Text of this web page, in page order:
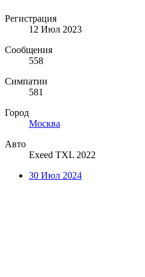
Регистрация
12 Июл 2023
Сообщения
558
Симпатии
581
Город
Москва
Авто
Exeed TXL 2022
30 Июл 2024